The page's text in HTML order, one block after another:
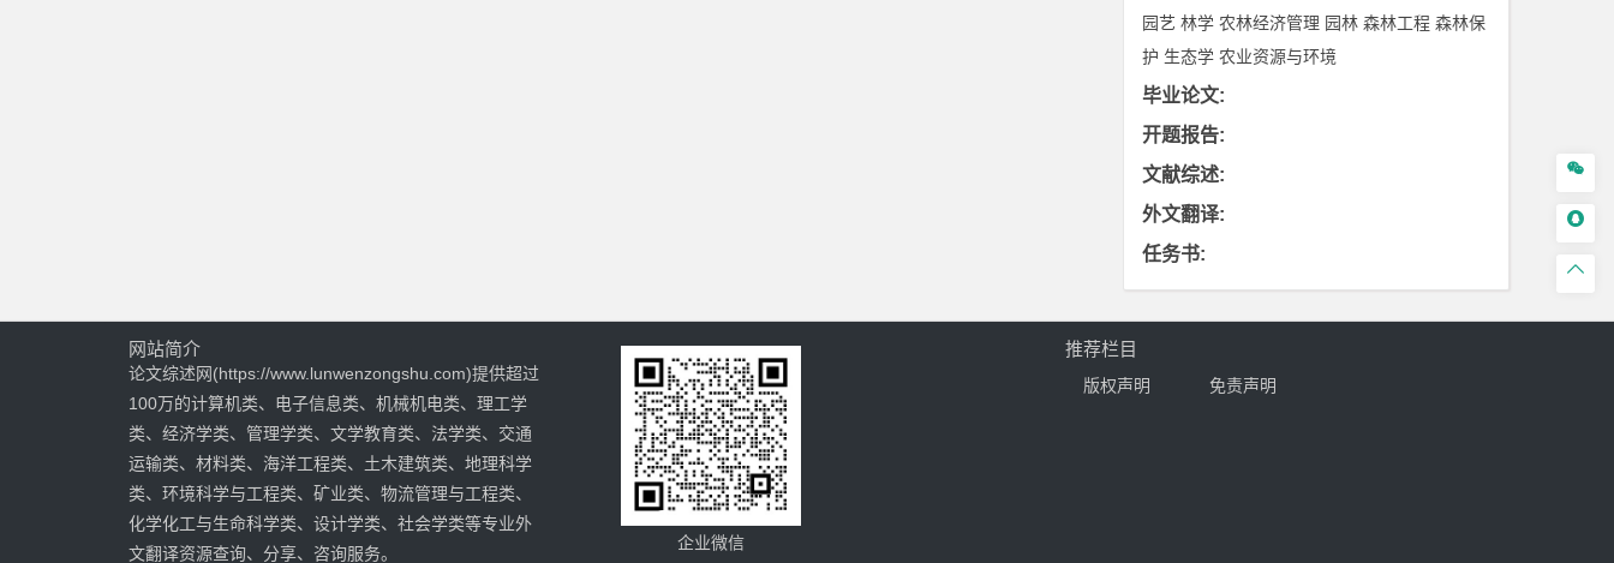
园艺 林学 农林经济管理 园林 森林工程 森林保
护 生态学 农业资源与环境
毕业论文:
开题报告:
文献综述:
外文翻译:
任务书:



网站简介
论文综述网(https://www.lunwenzongshu.com)提供超过
100万的计算机类、电子信息类、机械机电类、理工学
类、经济学类、管理学类、文学教育类、法学类、交通
运输类、材料类、海洋工程类、土木建筑类、地理科学
类、环境科学与工程类、矿业类、物流管理与工程类、
化学化工与生命科学类、设计学类、社会学类等专业外
文翻译资源查询、分享、咨询服务。
企业微信
推荐栏目
版权声明 免责声明